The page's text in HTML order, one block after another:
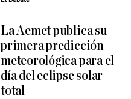
La Aemet publica su
primera predicción
meteorológica para el
día del eclipse solar
total